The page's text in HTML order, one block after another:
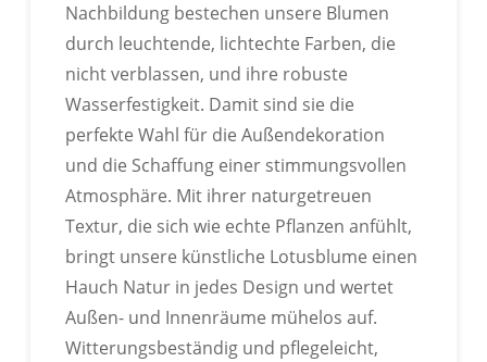
Nachbildung bestechen unsere Blumen
durch leuchtende, lichtechte Farben, die
nicht verblassen, und ihre robuste
Wasserfestigkeit. Damit sind sie die
perfekte Wahl für die Außendekoration
und die Schaffung einer stimmungsvollen
Atmosphäre. Mit ihrer naturgetreuen
Textur, die sich wie echte Pflanzen anfühlt,
bringt unsere künstliche Lotusblume einen
Hauch Natur in jedes Design und wertet
Außen- und Innenräume mühelos auf.
Witterungsbeständig und pflegeleicht,
IN VERSCHIEDENEN FORMEN
ANPASSBAR
Passen Sie die Farbe Ihres Produkts anhand der
Pantone-Farbkarte an.